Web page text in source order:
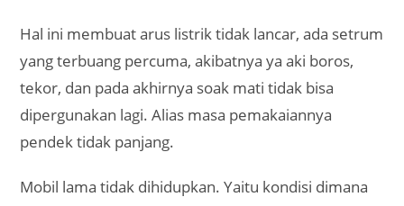
Hal ini membuat arus listrik tidak lancar, ada setrum
yang terbuang percuma, akibatnya ya aki boros,
tekor, dan pada akhirnya soak mati tidak bisa
dipergunakan lagi. Alias masa pemakaiannya
pendek tidak panjang.
Mobil lama tidak dihidupkan. Yaitu kondisi dimana